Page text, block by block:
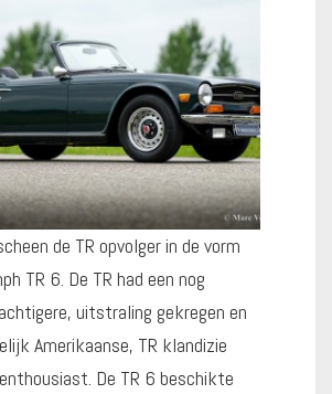
de TR opvolger in de vorm
TR 6. De TR had een nog
uitstraling gekregen en
Amerikaanse, TR klandizie
De TR 6 beschikte